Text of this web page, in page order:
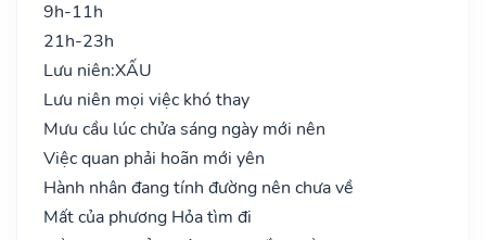
9h-11h
21h-23h
Lưu niên:XẤU
Lưu niên mọi việc khó thay
Mưu cầu lúc chửa sáng ngày mới nên
Việc quan phải hoãn mới yên
Hành nhân đang tính đường nên chưa về
Mất của phương Hỏa tìm đi